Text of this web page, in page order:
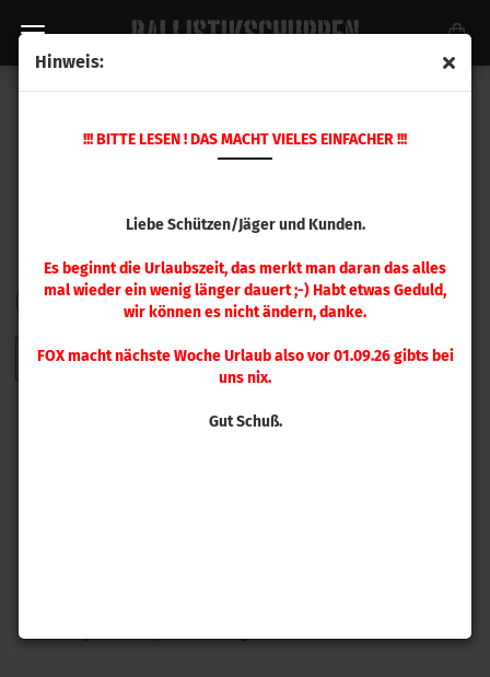
Hinweis:
!!! BITTE LESEN ! DAS MACHT VIELES EINFACHER !!!
Liebe Schützen/Jäger und Kunden.
Es beginnt die Urlaubszeit, das merkt man daran das alles
mal wieder ein wenig länger dauert ;-) Habt etwas Geduld,
wir können es nicht ändern, danke.
FOX macht nächste Woche Urlaub also vor 01.09.26 gibts bei
uns nix.
Gut Schuß.
FILTERSortieren nach
Sortieren nach 48 pro Seite
pro Seite
2 3 4 5 6 7 8 9 »